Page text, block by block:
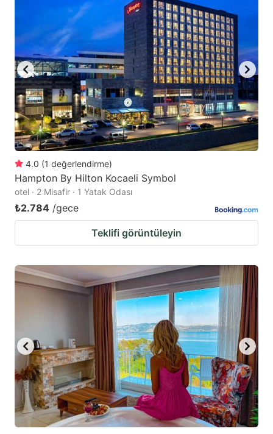
4.0 (1 değerlendirme)
Hampton By Hilton Kocaeli Symbol
otel · 2 Misafir · 1 Yatak Odası
₺2.784 /gece
Teklifi görüntüleyin